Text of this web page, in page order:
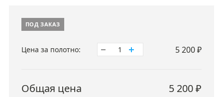
ПОД ЗАКАЗ
Цена за полотно: 1 5 200₽
Общая цена 5 200₽